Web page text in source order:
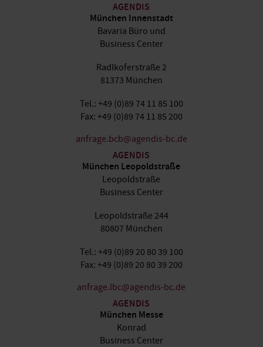
AGENDIS
München Innenstadt
Bavaria Büro und
Business Center
Radlkoferstraße 2
81373 München
Tel.: +49 (0)89 74 11 85 100
Fax: +49 (0)89 74 11 85 200
anfrage.bcb@agendis-bc.de
AGENDIS
München Leopoldstraße
Leopoldstraße
Business Center
Leopoldstraße 244
80807 München
Tel.: +49 (0)89 20 80 39 100
Fax: +49 (0)89 20 80 39 200
anfrage.lbc@agendis-bc.de
AGENDIS
München Messe
Konrad
Business Center